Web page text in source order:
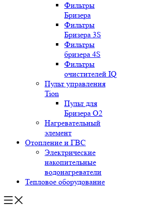
Фильтры
Бризера
Фильтры
Бризера 3S
Фильтры
бризера 4S
Фильтры
очистителей IQ
Пульт управления
Tion
Пульт для
Бризера O2
Нагревательный
элемент
Отопление и ГВС
Электрические
накопительные
водонагреватели
Тепловое оборудование